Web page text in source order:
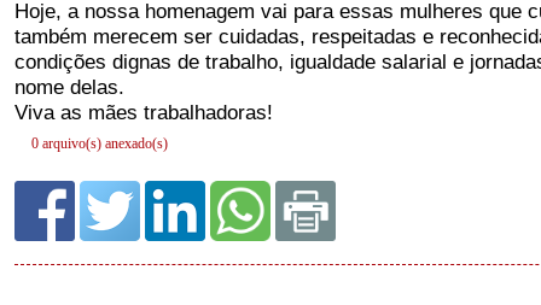
0 arquivo(s) anexado(s)